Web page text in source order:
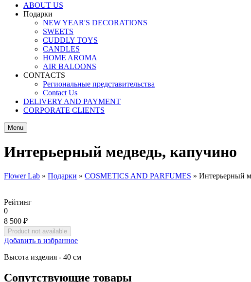
ABOUT US
Подарки
NEW YEAR'S DECORATIONS
SWEETS
CUDDLY TOYS
CANDLES
HOME AROMA
AIR BALOONS
CONTACTS
Региональные представительства
Contact Us
DELIVERY AND PAYMENT
CORPORATE CLIENTS
Menu
Интерьерный медведь, капучино
Flower Lab » Подарки » COSMETICS AND PARFUMES » Интерьерный
Рейтинг
0
8 500 ₽
Добавить в избранное
Высота изделия - 40 см
Сопутствующие товары